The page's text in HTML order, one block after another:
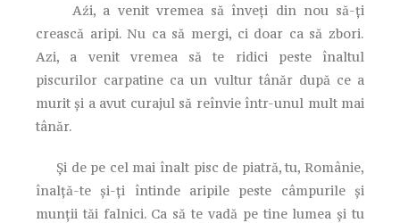
Aźi, a venit vremea să înveți din nou să-ți
crească aripi. Nu ca să mergi, ci doar ca să zbori.
Azi, a venit vremea să te ridici peste înaltul
piscurilor carpatine ca un vultur tânăr după ce a
murit și a avut curajul să reînvie într-unul mult mai
tânăr.
Și de pe cel mai înalt pisc de piatră, tu, Românie,
înalță-te și-ți întinde aripile peste câmpurile și
munții tăi falnici. Ca să te vadă pe tine lumea și tu